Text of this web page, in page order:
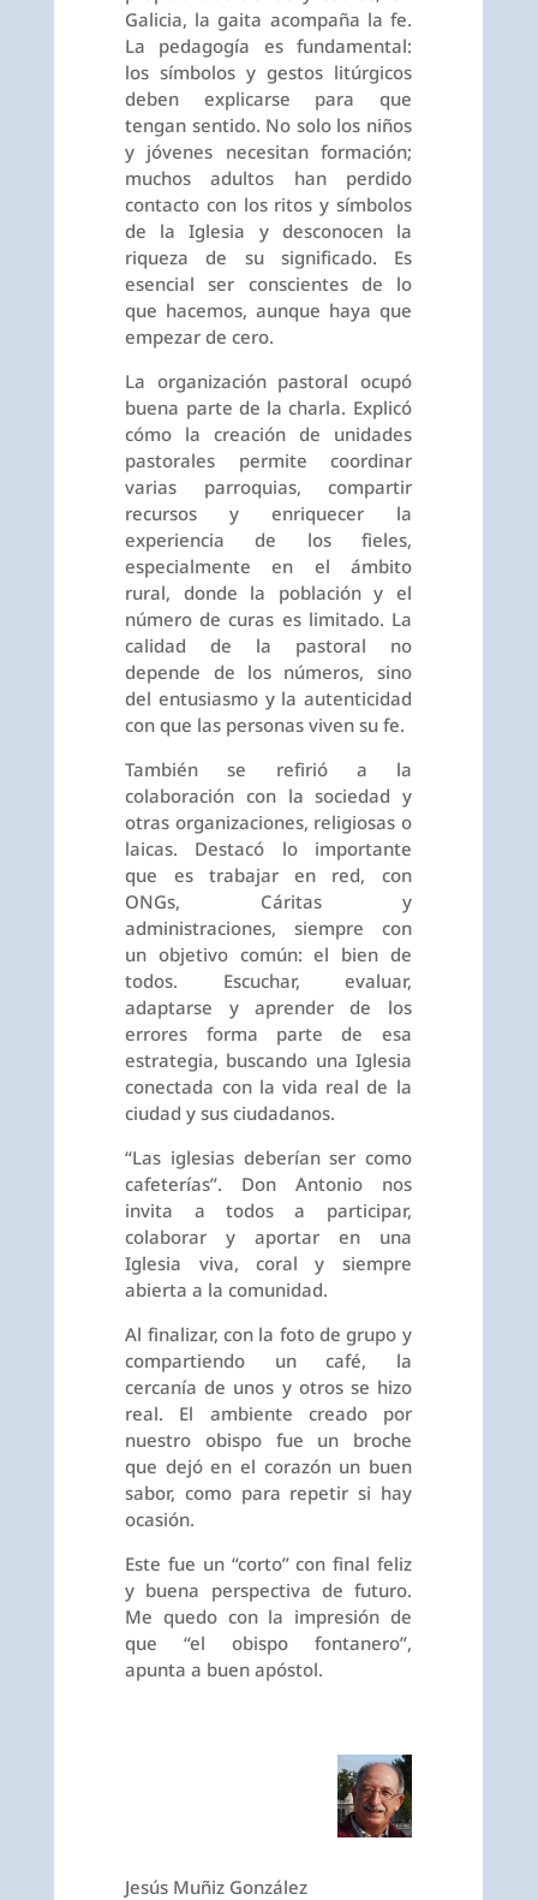
Galicia, la gaita acompaña la fe.
La pedagogía es fundamental:
los símbolos y gestos litúrgicos
deben explicarse para que
tengan sentido. No solo los niños
y jóvenes necesitan formación;
muchos adultos han perdido
contacto con los ritos y símbolos
de la Iglesia y desconocen la
riqueza de su significado. Es
esencial ser conscientes de lo
que hacemos, aunque haya que
empezar de cero.
La organización pastoral ocupó
buena parte de la charla. Explicó
cómo la creación de unidades
pastorales permite coordinar
varias parroquias, compartir
recursos y enriquecer la
experiencia de los fieles,
especialmente en el ámbito
rural, donde la población y el
número de curas es limitado. La
calidad de la pastoral no
depende de los números, sino
del entusiasmo y la autenticidad
con que las personas viven su fe.
También se refirió a la
colaboración con la sociedad y
otras organizaciones, religiosas o
laicas. Destacó lo importante
que es trabajar en red, con
ONGs, Cáritas y
administraciones, siempre con
un objetivo común: el bien de
todos. Escuchar, evaluar,
adaptarse y aprender de los
errores forma parte de esa
estrategia, buscando una Iglesia
conectada con la vida real de la
ciudad y sus ciudadanos.
“Las iglesias deberían ser como
cafeterías”. Don Antonio nos
invita a todos a participar,
colaborar y aportar en una
Iglesia viva, coral y siempre
abierta a la comunidad.
Al finalizar, con la foto de grupo y
compartiendo un café, la
cercanía de unos y otros se hizo
real. El ambiente creado por
nuestro obispo fue un broche
que dejó en el corazón un buen
sabor, como para repetir si hay
ocasión.
Este fue un “corto” con final feliz
y buena perspectiva de futuro.
Me quedo con la impresión de
que “el obispo fontanero”,
apunta a buen apóstol.
Jesús Muñiz González